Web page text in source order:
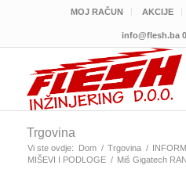
MOJ RAČUN AKCIJE
info@flesh.ba
Trgovina
Vi ste ovdje: Dom / Trgovina /
MIŠEVI I PODLOGE / Miš Gigatech